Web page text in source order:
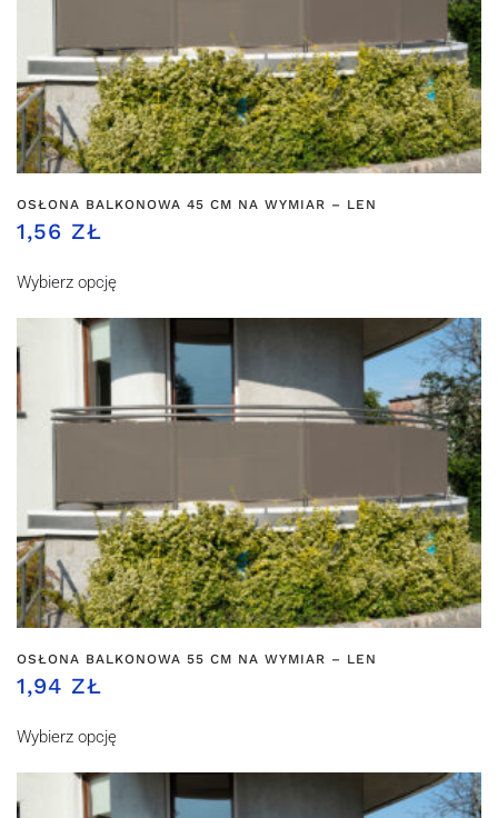
OSŁONA BALKONOWA 45 CM NA WYMIAR – LEN
1,56 ZŁ
Wybierz opcję
OSŁONA BALKONOWA 55 CM NA WYMIAR – LEN
1,94 ZŁ
Wybierz opcję